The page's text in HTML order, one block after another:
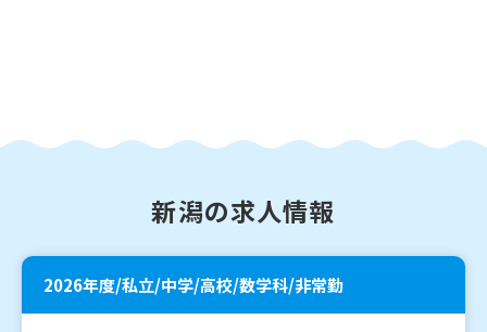
新潟の求人情報
2026年度/私立/中学/高校/数学科/非常勤